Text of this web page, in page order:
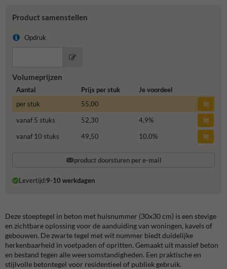
Product samenstellen
Opdruk
Volumeprijzen
Aantal Prijs per stuk
Je voordeel
per stuk
55,00
vanaf 5 stuks
52,30 4,9%
vanaf 10 stuks
49,50 10,0%
product doorsturen per e-mail
Levertijd:9-10 werkdagen
Deze stoeptegel in beton met huisnummer (30x30 cm) is een stevige
en zichtbare oplossing voor de aanduiding van woningen, kavels of
gebouwen. De zwarte tegel met wit nummer biedt duidelijke
herkenbaarheid in voetpaden of opritten. Gemaakt uit massief beton
en bestand tegen alle weersomstandigheden. Een praktische en
stijlvolle betontegel voor residentieel of publiek gebruik.